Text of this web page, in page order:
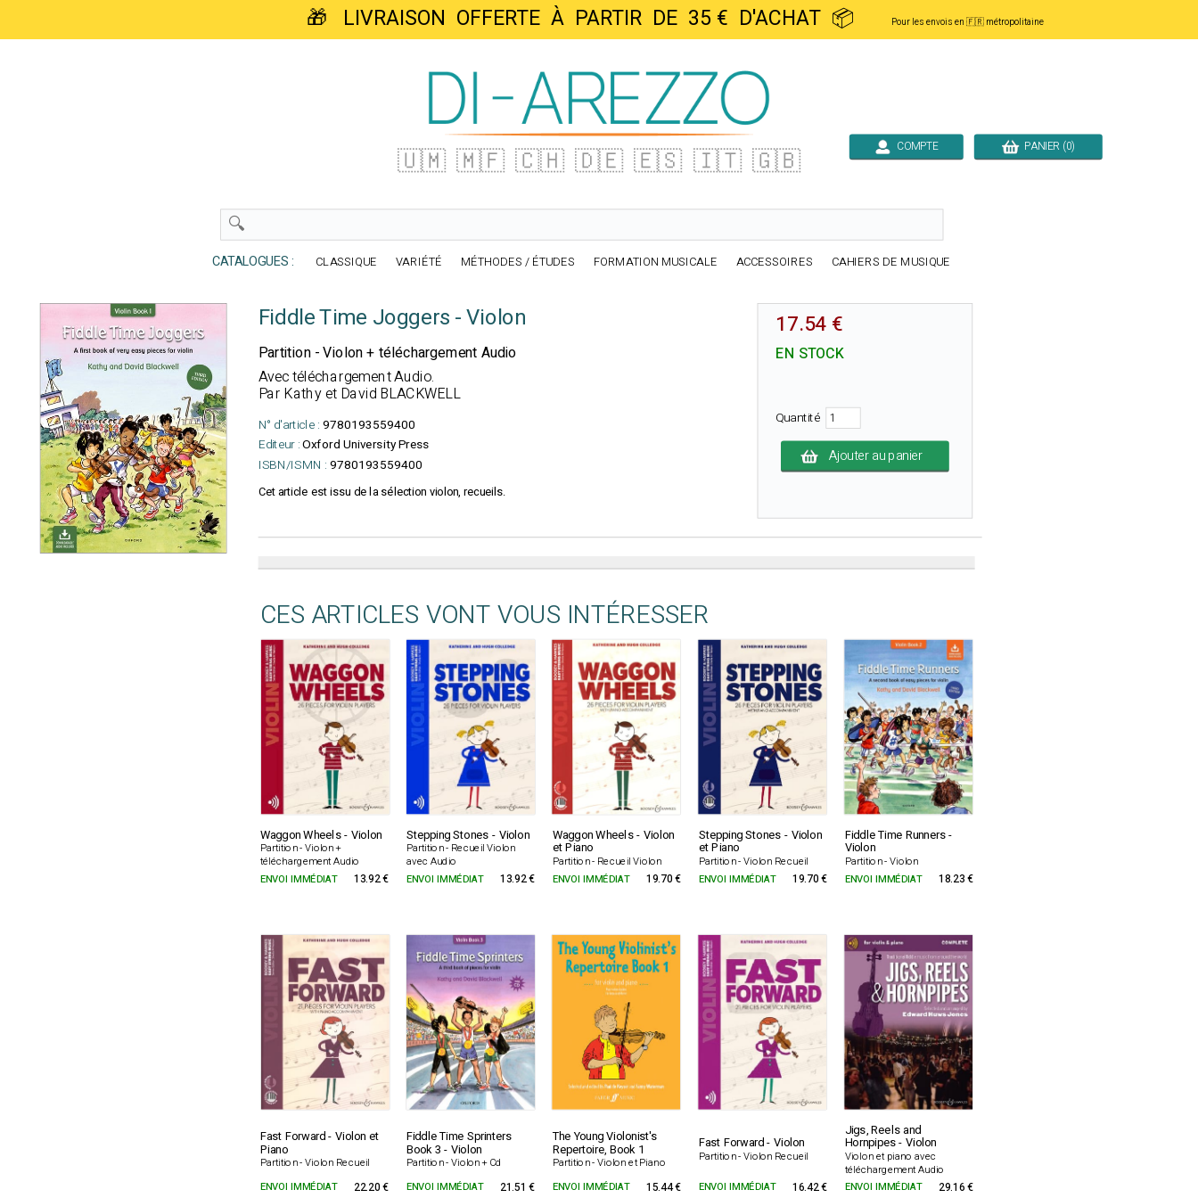
🎁 LIVRAISON OFFERTE À PARTIR DE 35 € D'ACHAT 📦 Pour les envois en 🇫🇷 métropolitaine
🇺🇲 🇲🇫 🇨🇭 🇩🇪 🇪🇸 🇮🇹 🇬🇧 COMPTE PANIER (0)
CATALOGUES : CLASSIQUE VARIÉTÉ MÉTHODES / ÉTUDES FORMATION MUSICALE ACCESSOIRES CAHIERS DE MUSIQUE
Fiddle Time Joggers - Violon
Partition - Violon + téléchargement Audio
Avec téléchargement Audio.
Par Kathy et David BLACKWELL
N° d'article : 9780193559400
Editeur :Oxford University Press
ISBN/ISMN :9780193559400
Cet article est issu de la sélection violon, recueils.
17.54 €
EN STOCK
Quantité
Ajouter au panier
CES ARTICLES VONT VOUS INTÉRESSER
Waggon Wheels - Violon
Partition - Violon +
téléchargement Audio
Stepping Stones - Violon
Partition - Recueil Violon
avec Audio
Waggon Wheels - Violon
et Piano
Partition - Recueil Violon
Stepping Stones - Violon
et Piano
Partition - Violon Recueil
Fiddle Time Runners -
Violon
Partition - Violon
ENVOI IMMÉDIAT
13.92 € ENVOI IMMÉDIAT 13.92 € ENVOI IMMÉDIAT 19.70 € ENVOI IMMÉDIAT 19.70 € ENVOI IMMÉDIAT 18.23 €
Fast Forward - Violon et
Piano
Partition - Violon Recueil
Fiddle Time Sprinters
Book 3 - Violon
Partition - Violon + Cd
The Young Violonist's
Repertoire, Book 1
Partition - Violon et Piano
Fast Forward - Violon
Partition - Violon Recueil
Jigs, Reels and
Hornpipes - Violon
Violon et piano avec
téléchargement Audio
ENVOI IMMÉDIAT
22.20 € ENVOI IMMÉDIAT 21.51 € ENVOI IMMÉDIAT 15.44 € ENVOI IMMÉDIAT 16.42 € ENVOI IMMÉDIAT 29.16 €